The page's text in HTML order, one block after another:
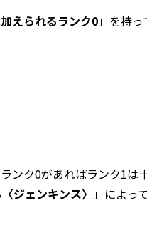
えられるランク0」を持っ
ンク0があればランク1は
ジェンキンス〉 」によっ